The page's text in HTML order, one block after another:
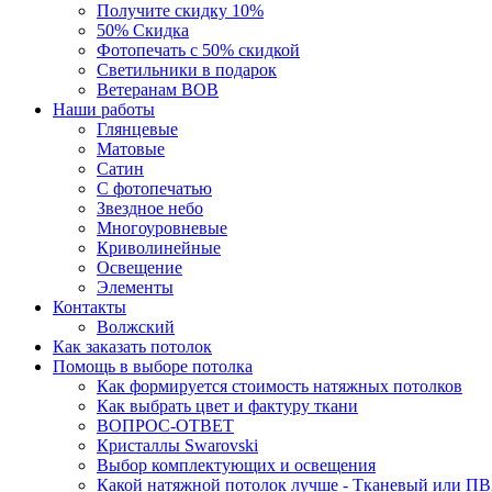
Получите скидку 10%
50% Скидка
Фотопечать с 50% скидкой
Светильники в подарок
Ветеранам ВОВ
Наши работы
Глянцевые
Матовые
Сатин
С фотопечатью
Звездное небо
Многоуровневые
Криволинейные
Освещение
Элементы
Контакты
Волжский
Как заказать потолок
Помощь в выборе потолка
Как формируется стоимость натяжных потолков
Как выбрать цвет и фактуру ткани
ВОПРОС-ОТВЕТ
Кристаллы Swarovski
Выбор комплектующих и освещения
Какой натяжной потолок лучше - Тканевый или